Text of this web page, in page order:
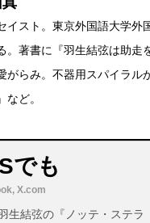
イスト。東京外国語大学外
。著書に『羽生結弦は助走
がらみ。不器用スパイラ
など。
でも
X.com
生結弦の『ノッテ・ステラ